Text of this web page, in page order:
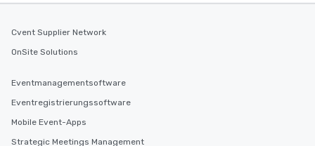
Cvent Supplier Network
OnSite Solutions
Eventmanagementsoftware
Eventregistrierungssoftware
Mobile Event-Apps
Strategic Meetings Management